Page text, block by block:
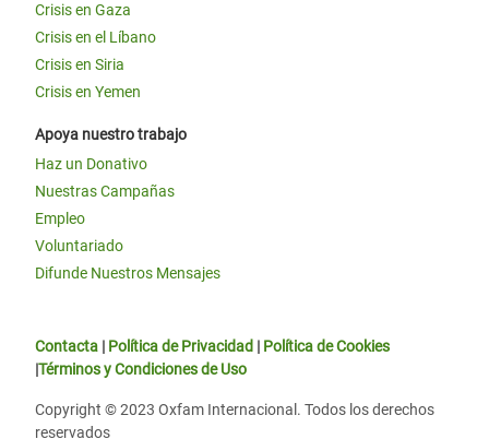
Crisis en Gaza
Crisis en el Líbano
Crisis en Siria
Crisis en Yemen
Apoya nuestro trabajo
Haz un Donativo
Nuestras Campañas
Empleo
Voluntariado
Difunde Nuestros Mensajes
Contacta | Política de Privacidad | Política de Cookies
|Términos y Condiciones de Uso
Copyright © 2023 Oxfam Internacional. Todos los derechos
reservados